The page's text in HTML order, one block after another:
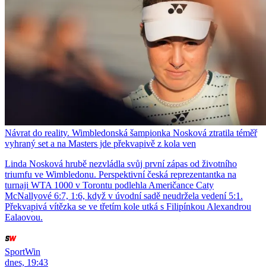
Návrat do reality. Wimbledonská šampionka Nosková ztratila téměř
vyhraný set a na Masters jde překvapivě z kola ven
Linda Nosková hrubě nezvládla svůj první zápas od životního
triumfu ve Wimbledonu. Perspektivní česká reprezentantka na
turnaji WTA 1000 v Torontu podlehla Američance Caty
McNallyové 6:7, 1:6, když v úvodní sadě neudržela vedení 5:1.
Překvapivá vítězka se ve třetím kole utká s Filipínkou Alexandrou
Ealaovou.
SportWin
dnes, 19:43